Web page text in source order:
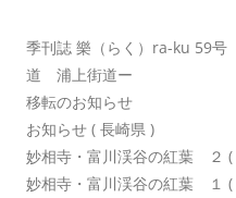
季刊誌 樂（らく）ra-ku 59
道 浦上街道ー
移転のお知らせ
お知らせ ( 長崎県 )
妙相寺・富川渓谷の紅葉 ２ (
妙相寺・富川渓谷の紅葉 １ (